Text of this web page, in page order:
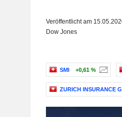
Veröffentlicht am
Dow Jones
SMI +0,61 %
ZURICH INSURANCE